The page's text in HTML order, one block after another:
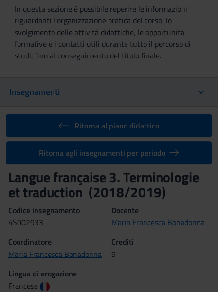
In questa sezione è possibile reperire le informazioni
riguardanti l'organizzazione pratica del corso, lo
svolgimento delle attività didattiche, le opportunità
formative e i contatti utili durante tutto il percorso di
studi, fino al conseguimento del titolo finale.
Insegnamenti
Ritorna al piano didattico
Ritorna agli insegnamenti per periodo
Langue française 3. Terminologie
et traduction (2018/2019)
Codice insegnamento
4S002933
Docente
Maria Francesca Bonadonna
Coordinatore
Maria Francesca Bonadonna
Crediti
9
Lingua di erogazione
Francese